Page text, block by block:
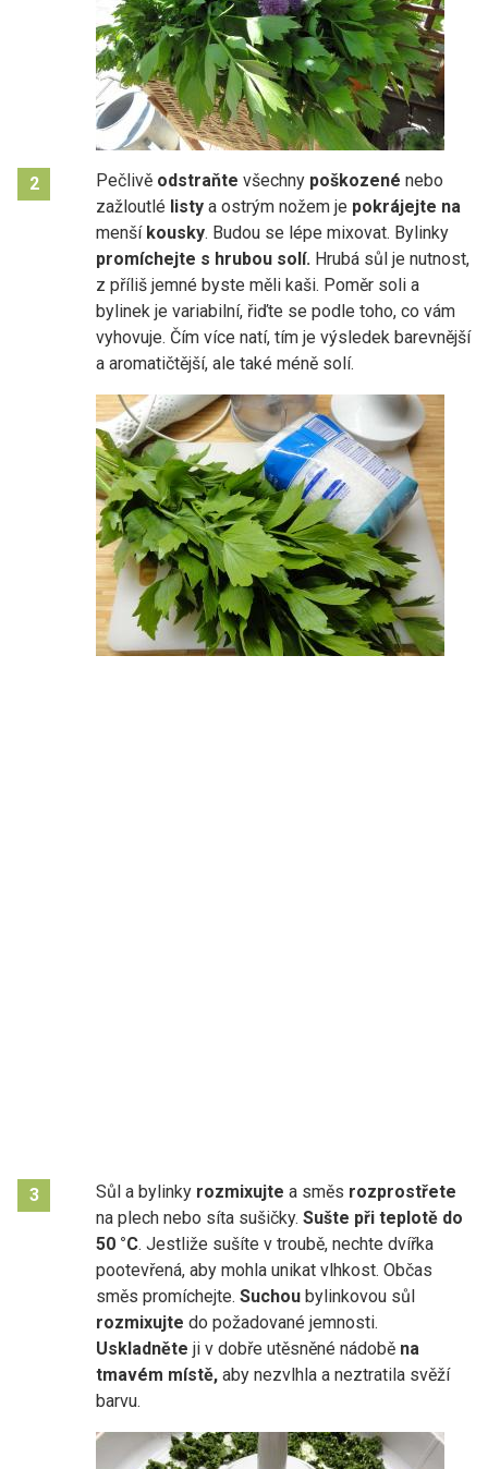
2 Pečlivě odstraňte všechny poškozené nebo
zažloutlé listy a ostrým nožem je pokrájejte na
menší kousky. Budou se lépe mixovat. Bylinky
promíchejte s hrubou solí. Hrubá sůl je nutnost,
z příliš jemné byste měli kaši. Poměr soli a
bylinek je variabilní, řiďte se podle toho, co vám
vyhovuje. Čím více natí, tím je výsledek barevnější
a aromatičtější, ale také méně solí.
3 Sůl a bylinky rozmixujte a směs rozprostřete
na plech nebo síta sušičky. Sušte při teplotě do
50 °C. Jestliže sušíte v troubě, nechte dvířka
pootevřená, aby mohla unikat vlhkost. Občas
směs promíchejte. Suchou bylinkovou sůl
rozmixujte do požadované jemnosti.
Uskladněte ji v dobře utěsněné nádobě na
tmavém místě, aby nezvlhla a neztratila svěží
barvu.